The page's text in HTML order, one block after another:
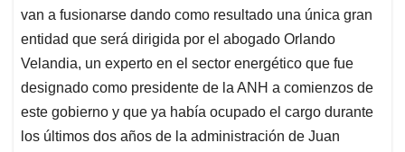
van a fusionarse dando como resultado una única gran
entidad que será dirigida por el abogado Orlando
Velandia, un experto en el sector energético que fue
designado como presidente de la ANH a comienzos de
este gobierno y que ya había ocupado el cargo durante
los últimos dos años de la administración de Juan